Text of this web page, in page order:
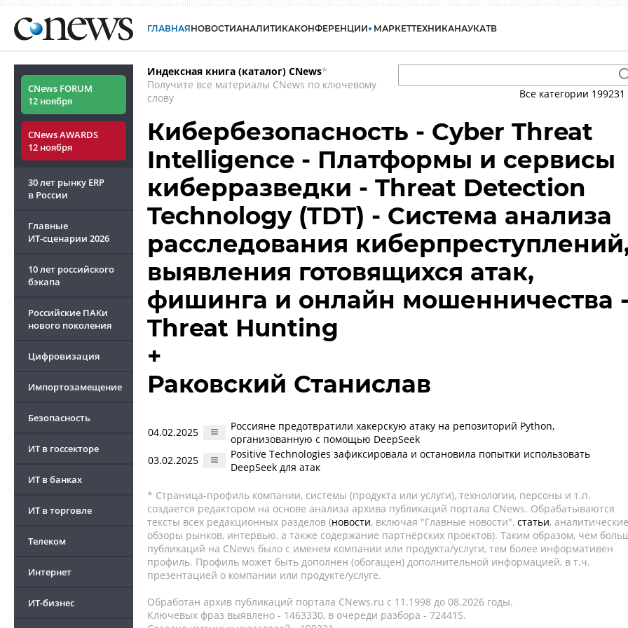
ГЛАВНАЯНОВОСТИАНАЛИТИКАКОНФЕРЕНЦИИ МАРКЕТТЕХНИКАНАУКАТВ
CNews FORUM
12 ноября
CNews AWARDS
12 ноября
30 лет рынку ERP
в России
Главные
ИТ-сценарии 2026
10 лет российского
бэкапа
Российские ПАКи
нового поколения
Цифровизация
Импортозамещение
Безопасность
ИТ в госсекторе
ИТ в банках
ИТ в торговле
Телеком
Интернет
ИТ-бизнес
Индексная книга (каталог) CNews*
Получите все материалы CNews по ключевому
слову
Все категории 199231
Кибербезопасность - Cyber Threat
Intelligence - Платформы и сервисы
киберразведки - Threat Detection
Technology (TDT) - Система анализа
расследования
выявления готовящихся атак,
фишинга и онлайн мошенничества
Threat Hunting
+
Раковский Станислав
04.02.2025
Россияне предотвратили хакерскую атаку на репозиторий Python,
организованную с помощью DeepSeek
03.02.2025
Positive Technologies зафиксировала и остановила попытки использовать
DeepSeek для атак
* Страница-профиль компании, системы (продукта или услуги), технологии, персоны и т.п.
создается редактором на основе анализа архива публикаций портала CNews. Обрабатываются
тексты всех редакционных разделов (новости, включая "Главные новости", статьи, аналитические
обзоры рынков, интервью, а также содержание партнёрских проектов). Таким образом, чем
публикаций на CNews было с именем компании или продукта/услуги, тем более информативен
профиль. Профиль может быть дополнен (обогащен) дополнительной информацией, в т.ч.
презентацией о компании или продукте/услуге.
Обработан архив публикаций портала CNews.ru c 11.1998 до 08.2026 годы.
Ключевых фраз выявлено - 1463330, в очереди разбора - 724415.